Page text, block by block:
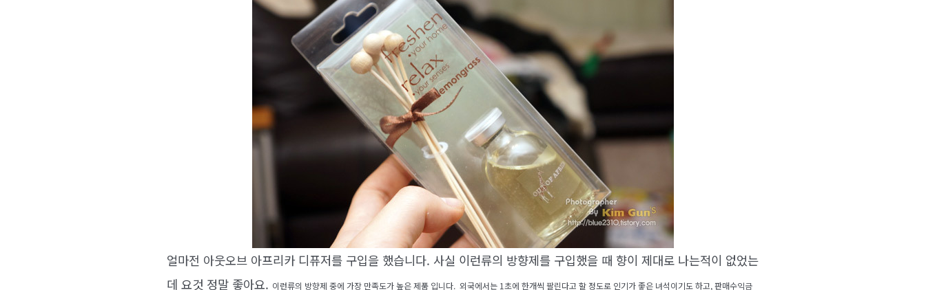
얼마전 아웃오브 아프리카 디퓨저를 구입을 했습니다. 사실 이런류의 방향제를 구입했을 때 향이 제대로 나는적이 없었는
데 요것 정말 좋아요. 이런류의 방향제 중에 가장 만족도가 높은 제품 입니다. 외국에서는 1초에 한개씩 팔린다고 할 정도로 인기가 좋은 녀석이기도 하고, 판매수익금